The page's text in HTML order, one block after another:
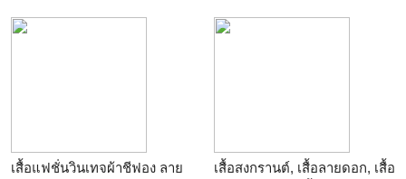
เสื้อแฟชั่นวินเทจผ้าชีฟอง ลาย
เสื้อสงกรานต์, เสื้อลายดอก, เสื้อ